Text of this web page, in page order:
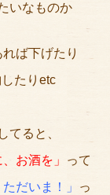
いなものか
ば下げたり
たりetc
てると、
お酒を」
って
ただいま！」
っ